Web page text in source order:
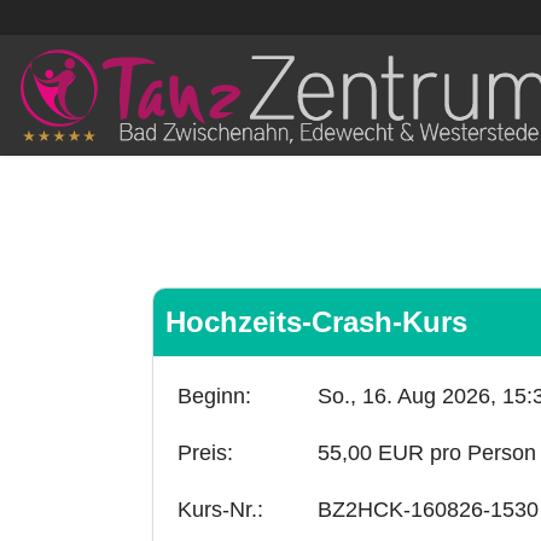
Hochzeits-Crash-Kurs
Beginn: So., 16. Aug 2026,
Preis: 55,00 EUR pro Person
Kurs-Nr.: BZ2HCK-160826-1530